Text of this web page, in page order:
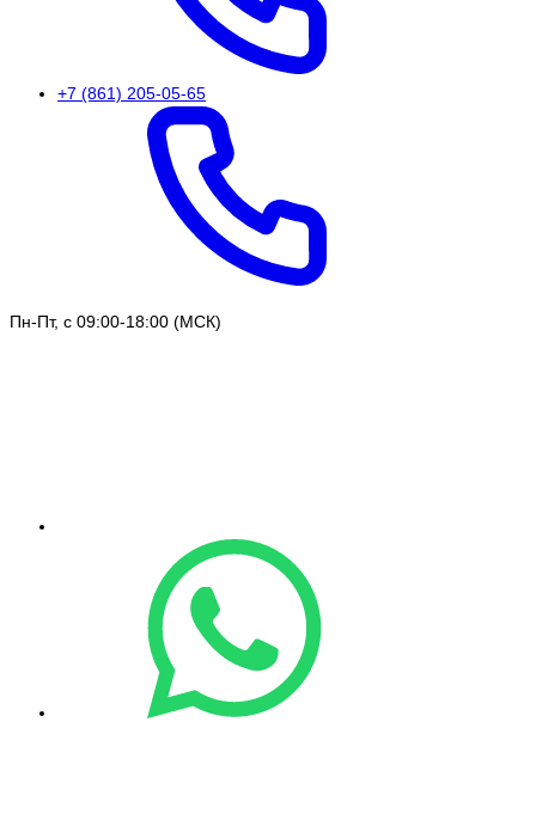
+7 (861) 205-05-65
Пн-Пт, с 09:00-18:00 (МСК)